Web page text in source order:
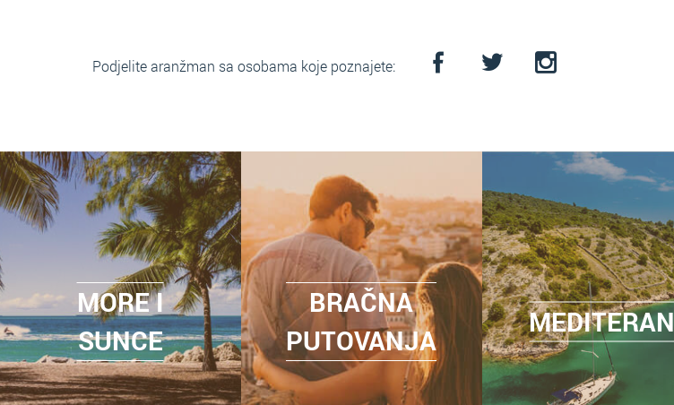
Podjelite aranžman sa osobama koje poznajete:
MORE I
SUNCE
BRAČNA
PUTOVANJA
MEDITERAN